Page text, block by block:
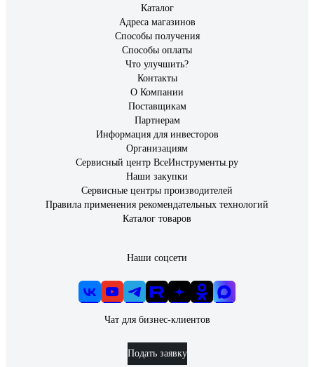
Каталог
Адреса магазинов
Способы получения
Способы оплаты
Что улучшить?
Контакты
О Компании
Поставщикам
Партнерам
Информация для инвесторов
Организациям
Сервисный центр ВсеИнструменты.ру
Наши закупки
Сервисные центры производителей
Правила применения рекомендательных технологий
Каталог товаров
Наши соцсети
Чат для бизнес-клиентов
Подать заявку